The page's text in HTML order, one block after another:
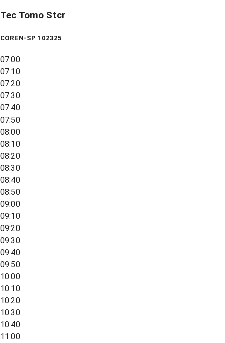
Tec Tomo Stcr
COREN-SP 102325
07:00
07:10
07:20
07:30
07:40
07:50
08:00
08:10
08:20
08:30
08:40
08:50
09:00
09:10
09:20
09:30
09:40
09:50
10:00
10:10
10:20
10:30
10:40
11:00